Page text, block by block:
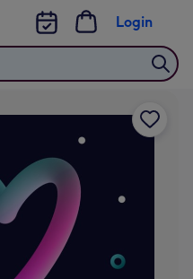
Login